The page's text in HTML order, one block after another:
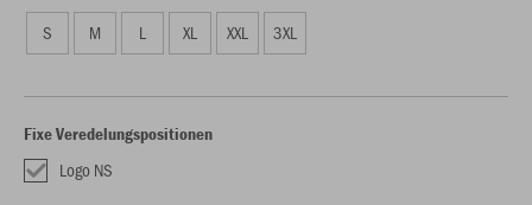
S M L XL XXL 3XL
Fixe Veredelungspositionen
Logo NS